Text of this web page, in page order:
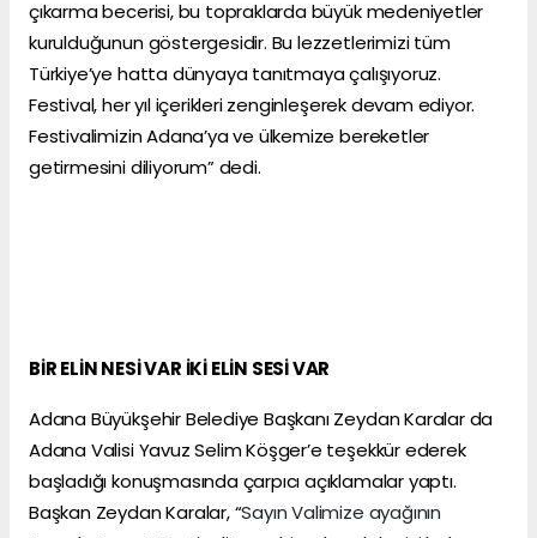
çıkarma becerisi, bu topraklarda büyük medeniyetler
kurulduğunun göstergesidir. Bu lezzetlerimizi tüm
Türkiye’ye hatta dünyaya tanıtmaya çalışıyoruz.
Festival, her yıl içerikleri zenginleşerek devam ediyor.
Festivalimizin Adana’ya ve ülkemize bereketler
getirmesini diliyorum” dedi.
BİR ELİN NESİ VAR İKİ ELİN SESİ VAR
Adana Büyükşehir Belediye Başkanı Zeydan Karalar da
Adana Valisi Yavuz Selim Köşger’e teşekkür ederek
başladığı konuşmasında çarpıcı açıklamalar yaptı.
Başkan Zeydan Karalar, “Sayın Valimize ayağının